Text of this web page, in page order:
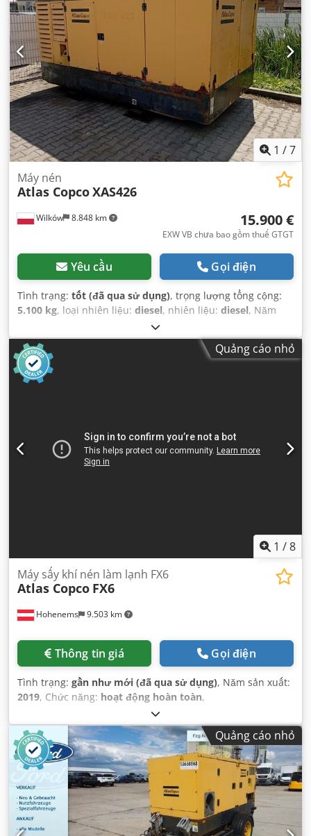
1 /7
Wilków 8.848 km
Máy nén
Atlas CopcoXAS426
15.900 €
EXW VB chưa bao gồm thuế GTGT
Yêu cầu Gọi điện
Tình trạng: tốt (đã qua sử dụng), trọng lượng tổng cộng:
5.100 kg, loại nhiên liệu: diesel, nhiên liệu: diesel, Năm
Quảng cáo nhỏ
1 /8
Hohenems 9.503 km
Máy sấy khí nén làm lạnh FX6
Atlas Copco FX6
Thông tin giá Gọi điện
Tình trạng: gần như mới (đã qua sử dụng), Năm sản xuất:
2019, Chức năng: hoạt động hoàn toàn,
Quảng cáo nhỏ